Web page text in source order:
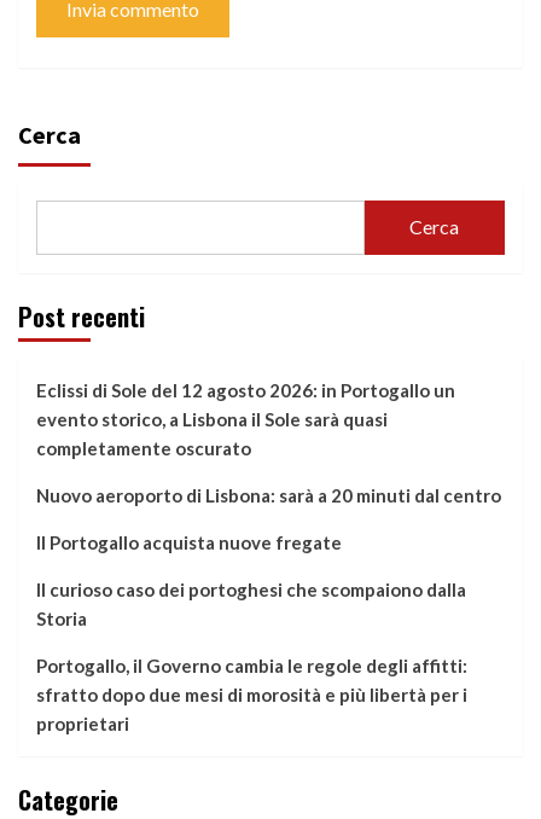
Cerca
Cerca
Post recenti
Eclissi di Sole del 12 agosto 2026: in Portogallo un
evento storico, a Lisbona il Sole sarà quasi
completamente oscurato
Nuovo aeroporto di Lisbona: sarà a 20 minuti dal centro
Il Portogallo acquista nuove fregate
Il curioso caso dei portoghesi che scompaiono dalla
Storia
Portogallo, il Governo cambia le regole degli affitti:
sfratto dopo due mesi di morosità e più libertà per i
proprietari
Categorie